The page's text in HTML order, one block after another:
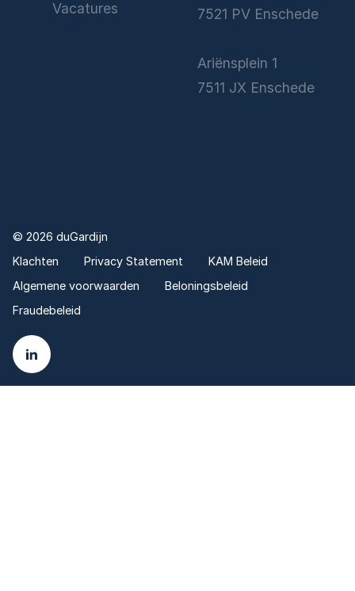
Vacatures 7521 PV Enschede
Ariënsplein 1
7511 JX Enschede
© 2026 duGardijn
Klachten
Privacy Statement
KAM Beleid
Algemene voorwaarden
Beloningsbeleid
Fraudebeleid